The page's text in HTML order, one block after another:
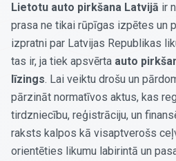
Lietotu auto pirkšana Latvijā ir
prasa ne tikai rūpīgas izpētes un
izpratni par Latvijas Republikas
tas ir, ja tiek apsvērta auto
līzings. Lai veiktu drošu un
pārzināt normatīvos aktus, kas
tirdzniecību, reģistrāciju, un
raksts kalpos kā visaptverošs
orientēties likumu labirintā un